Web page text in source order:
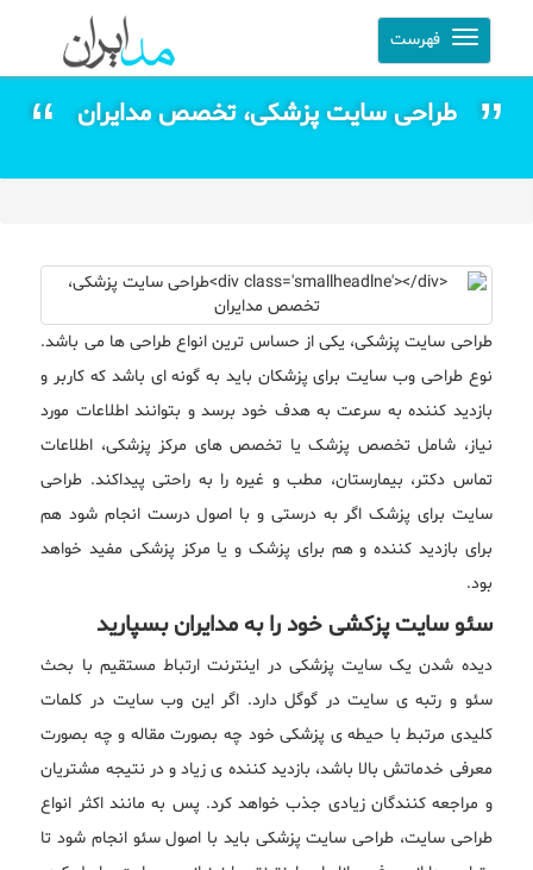
فهرست
طراحی سایت پزشکی، تخصص مدایران
طراحی سایت پزشکی، یکی از حساس ترین انواع طراحی ها می باشد.
نوع طراحی وب سایت برای پزشکان باید به گونه ای باشد که کاربر و
بازدید کننده به سرعت به هدف خود برسد و بتوانند اطلاعات مورد
نیاز، شامل تخصص پزشک یا تخصص های مرکز پزشکی، اطلاعات
تماس دکتر، بیمارستان، مطب و غیره را به راحتی پیداکند. طراحی
سایت برای پزشک اگر به درستی و با اصول درست انجام شود هم
برای بازدید کننده و هم برای پزشک و یا مرکز پزشکی مفید خواهد
بود.
سئو سایت پزکشی خود را به مدایران بسپارید
دیده شدن یک سایت پزشکی در اینترنت ارتباط مستقیم با بحث
سئو و رتبه ی سایت در گوگل دارد. اگر این وب سایت در کلمات
کلیدی مرتبط با حیطه ی پزشکی خود چه بصورت مقاله و چه بصورت
معرفی خدماتش بالا باشد، بازدید کننده ی زیاد و در نتیجه مشتریان
و مراجعه کنندگان زیادی جذب خواهد کرد. پس به مانند اکثر انواع
طراحی سایت، طراحی سایت پزشکی باید با اصول سئو انجام شود تا